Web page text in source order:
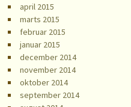
april 2015
marts 2015
februar 2015
januar 2015
december 2014
november 2014
oktober 2014
september 2014